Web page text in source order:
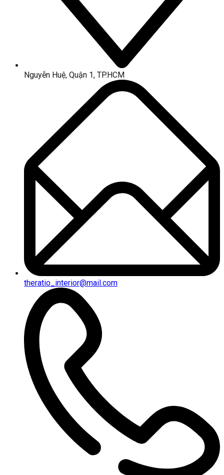
Nguyễn Huệ, Quận 1, TP.HCM
theratio_interior@mail.com